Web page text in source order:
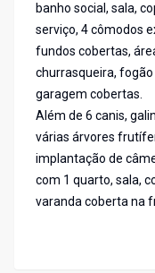
banho social, sala,
serviço, 4 cômodos
fundos cobertas,
churrasqueira, fogão
garagem cobertas.
Além de 6 canis,
várias árvores
implantação de
com 1 quarto, sala,
varanda coberta na